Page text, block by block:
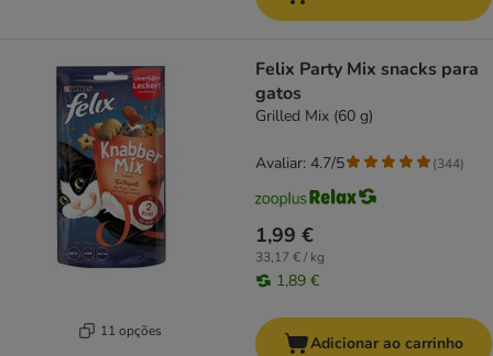
11 opções
Felix Party Mix snacks para
gatos
Grilled Mix (60 g)
1,99 €
33,17 € / kg
1,89 €
Avaliar: 4.7/5 (344)
Adicionar ao carrinho